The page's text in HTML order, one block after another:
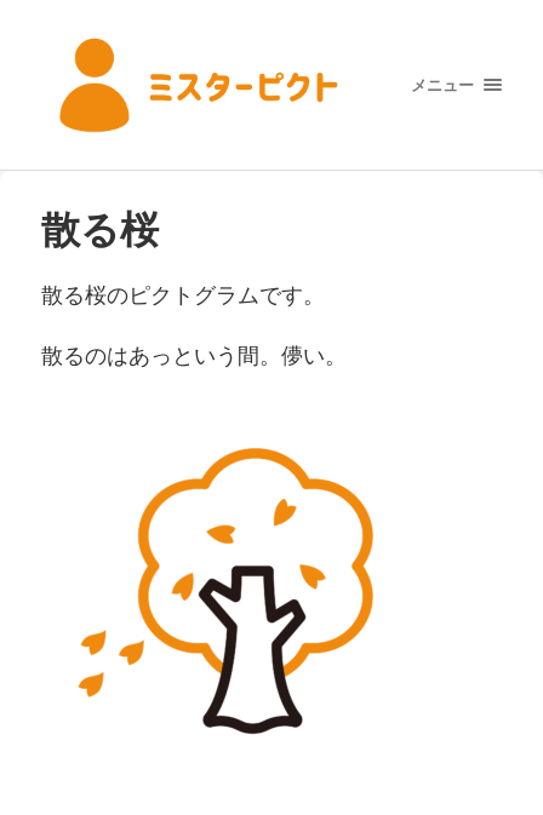
メニュー
散る桜
散る桜のピクトグラムです。
散るのはあっという間。儚い。